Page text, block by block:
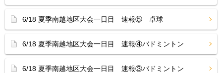
6/18 夏季南越地区大会一日目 速報⑤ 卓球
6/18 夏季南越地区大会一日目 速報④バドミントン
6/18 夏季南越地区大会一日目 速報③バドミントン